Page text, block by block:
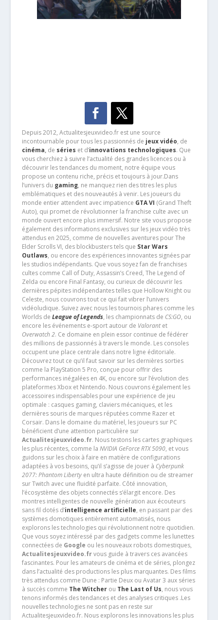
Depuis 2012, Actualitesjeuxvideo.fr est une source
incontournable pour tous les passionnés de jeux vidéo, de
cinéma,de séries et d’innovations technologiques. Que
vous cherchiez à suivre l’actualité des grandes licences ou à
découvrir les tendances du moment, notre équipe vous
propose un contenu riche, précis et toujours à jour.Dans
l’univers du gaming, ne manquez rien des titres les plus
emblématiques et des nouveautés à venir. Les joueurs du
monde entier attendent avec impatience GTA VI (Grand Theft
Auto), qui promet de révolutionner la franchise culte avec un
monde ouvert encore plus immersif. Notre site vous propose
également des informations exclusives sur les jeux vidéo très
attendus en 2025, comme de nouvelles aventures pour The
Elder Scrolls VI, des blockbusters tels que Star Wars
Outlaws, ou encore des expériences innovantes signées par
les studios indépendants. Que vous soyez fan de franchises
cultes comme Call of Duty, Assassin’s Creed, The Legend of
Zelda ou encore Final Fantasy, ou curieux de découvrir les
dernières pépites indépendantes telles que Hollow Knight ou
Celeste, nous couvrons tout ce qui fait vibrer l’univers
vidéoludique. Suivez avec nous les tournois phares comme les
Worlds de League of Legends, les championnats de CS:GO, ou
encore les événements e-sport autour de Valorantet
Overwatch 2. Ce domaine en plein essor continue de fédérer
des millions de passionnés à travers le monde. Les consoles
occupent une place centrale dans notre ligne éditoriale.
Découvrez tout ce qu’il faut savoir sur les dernières sorties
comme la PlayStation 5 Pro, conçue pour offrir des
performances inégalées en 4K, ou encore sur l’évolution des
plateformes Xbox et Nintendo. Nous couvrons également les
accessoires indispensables pour une expérience de jeu
optimale : casques gaming, claviers mécaniques, et les
dernières souris de marques réputées comme Razer et
Corsair. Dans le domaine du matériel, les joueurs sur PC
bénéficient d’une attention particulière sur
Actualitesjeuxvideo.fr. Nous testons les cartes graphiques
les plus récentes, comme la NVIDIA GeForce RTX 5090, et vous
guidons sur les choix à faire en matière de configurations
adaptées à vos besoins, qu’il s’agisse de jouer à Cyberpunk
2077: Phantom Libertyen ultra haute définition ou de streamer
sur Twitch avec une fluidité parfaite. Côté innovation,
l’écosystème des objets connectés s’élargit encore. Des
montres intelligentes de nouvelle génération aux écouteurs
sans fil dotés d’intelligence artificielle, en passant par des
systèmes domotiques entièrement automatisés, nous
explorons les technologies qui révolutionnent notre quotidien.
Que vous soyez intéressé par des gadgets comme les lunettes
connectées de Google ou les nouveaux robots domestiques,
Actualitesjeuxvideo.frvous guide à travers ces avancées
fascinantes. Pour les amateurs de cinéma et de séries, plongez
dans l’actualité des productions les plus marquantes. Des films
très attendus comme Dune : Partie Deux ou Avatar 3 aux séries
à succès comme The Witcherou The Last of Us, nous vous
tenons informés des tendances et des analyses critiques .Les
nouvelles technologies ne sont pas en reste sur
Actualitesjeuxvideo.fr. Nous explorons les innovations les plus